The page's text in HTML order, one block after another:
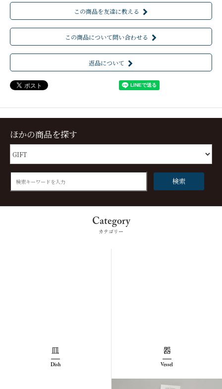
この商品を友達に教える
この商品について問い合わせる
返品について
ほかの商品を探す
検索
Category
カテゴリー
皿
Dish
器
Vessel